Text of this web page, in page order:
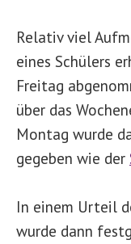
Relativ viel
eines Schülers
Freitag
über das
Montag wurde
gegeben wie der
In einem Urteil
wurde dann